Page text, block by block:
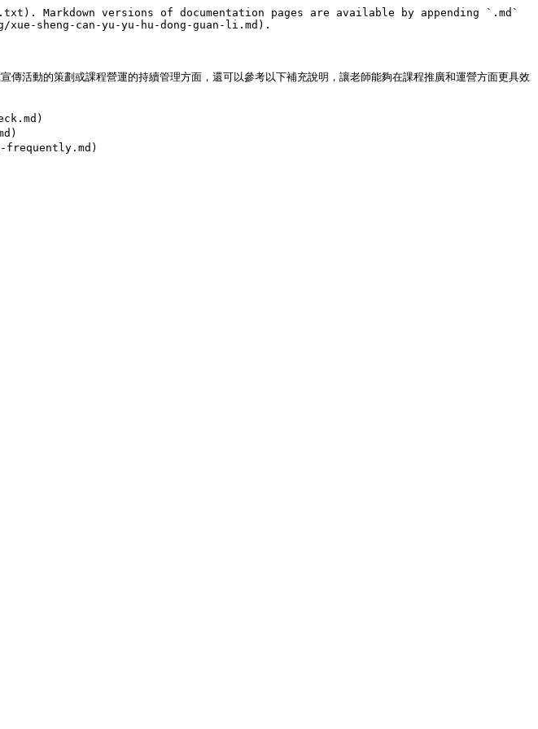
Markdown versions of documentation pages are available by appending `.md`
sheng-can-yu-yu-hu-dong-guan-li.md).
活動的策劃或課程營運的持續管理方面，還可以參考以下補充說明，讓老師能夠在課程推廣和運營方面更具效